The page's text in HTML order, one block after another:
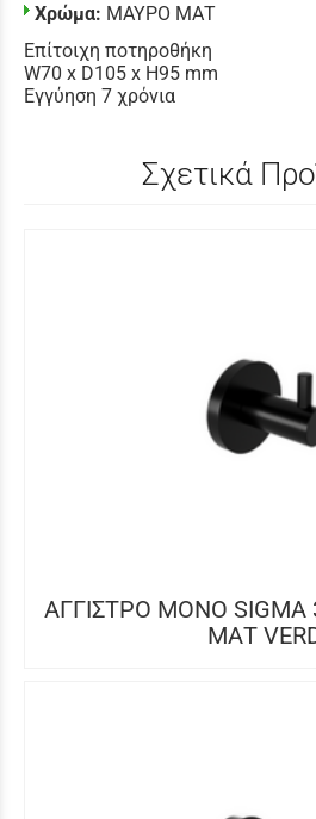
Χρώμα: ΜΑΥΡΟ ΜΑΤ
Επίτοιχη ποτηροθήκη
W70 x D105 x H95 mm
Εγγύηση 7 χρόνια
Σχετικά
ΑΓΓΙΣΤΡΟ ΜΟΝΟ
ΜΑΤ